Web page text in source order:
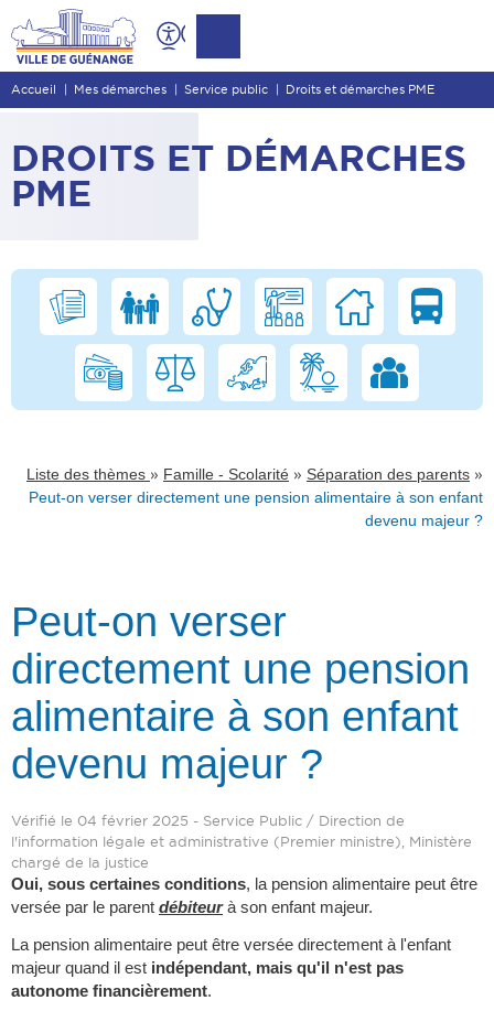
Contenu
Entête de page
Menu principal
Pied de page
Accueil Mes démarches Service public Droits et démarches PME
DROITS ET DÉMARCHES
PME
Liste des thèmes » Famille - Scolarité » Séparation des parents »
Peut-on verser directement une pension alimentaire à son enfant
devenu majeur ?
Peut-on verser
directement une pension
alimentaire à son enfant
devenu majeur ?
Vérifié le 04 février 2025 - Service Public / Direction de
l'information légale et administrative (Premier ministre), Ministère
chargé de la justice
Oui, sous certaines conditions, la pension alimentaire peut être
versée par le parent débiteurà son enfant majeur.
La pension alimentaire peut être versée directement à l'enfant
majeur quand il est indépendant, mais qu'il n'est pas
autonome financièrement.